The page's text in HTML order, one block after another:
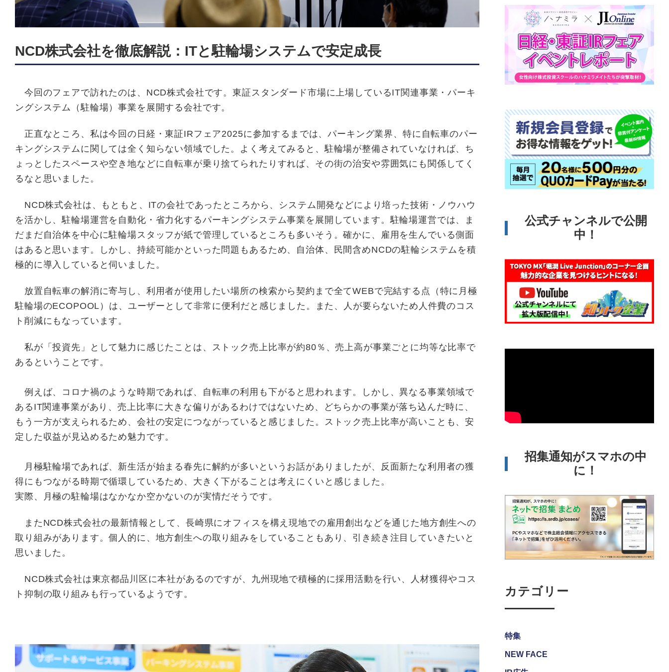
NCD株式会社を徹底解説：ITと駐輪場システムで安定成長
今回のフェアで訪れたのは、NCD株式会社です。東証スタンダード市場に上場しているIT関連事業・パーキ
ングシステム（駐輪場）事業を展開する会社です。
正直なところ、私は今回の日経・東証IRフェア2025に参加するまでは、パーキング業界、特に自転車のパー
キングシステムに関しては全く知らない領域でした。よく考えてみると、 駐輪場が整備されていなければ、ち
ょっとしたスペースや空き地などに自転車が乗り捨てられたりすれば、その街の治安や雰囲気にも関係してく
るなと思いました。
NCD株式会社は、もともと、ITの会社であったところから、システム開発などにより培った技術・ノウハウ
を活かし、駐輪場運営を自動化・省力化するパーキングシステム事業を展開しています。 駐輪場運営では、ま
だまだ自治体を中心に駐輪場スタッフが紙で管理しているところも多いそう。確かに、雇用を生んでいる側面
はあると思います。しかし、持続可能かといった問題もあるため、自治体、民間含めNCDの駐輪システムを積
極的に導入していると伺いました。
放置自転車の解消に寄与し、利用者が使用したい場所の検索から契約まで全てWEBで完結する点（特に月極
駐輪場のECOPOOL）は、ユーザーとして非常に便利だと感じました。また、人が要らないため人件費のコス
ト削減にもなっています。
私が「投資先」として魅力に感じたことは、ストック売上比率が約80％、売上高が事業ごとに均等な比率で
あるということです。
例えば、コロナ禍のような時期であれば、自転車の利用も下がると思われます。しかし、異なる事業領域で
あるIT関連事業があり、売上比率に大きな偏りがあるわけではないため、どちらかの事業が落ち込んだ時に、
もう一方が支えられるため、会社の安定につながっていると感じました。ストック売上比率が高いことも、安
定した収益が見込めるため魅力です。
月極駐輪場であれば、新生活が始まる春先に解約が多いというお話がありましたが、反面新たな利用者の獲
得にもつながる時期で循環しているため、大きく下がることは考えにくいと感じました。
実際、月極の駐輪場はなかなか空かないのが実情だそうです。
またNCD株式会社の最新情報として、長崎県にオフィスを構え現地での雇用創出などを通じた地方創生への
取り組みがあります。個人的に、地方創生への取り組みをしていることもあり、引き続き注目していきたいと
思いました。
NCD株式会社は東京都品川区に本社があるのですが、九州現地で積極的に採用活動を行い、人材獲得やコス
ト抑制の取り組みも行っているようです。
公式チャンネルで公開
中！
招集通知がスマホの中
に！
カテゴリー
特集
NEW FACE